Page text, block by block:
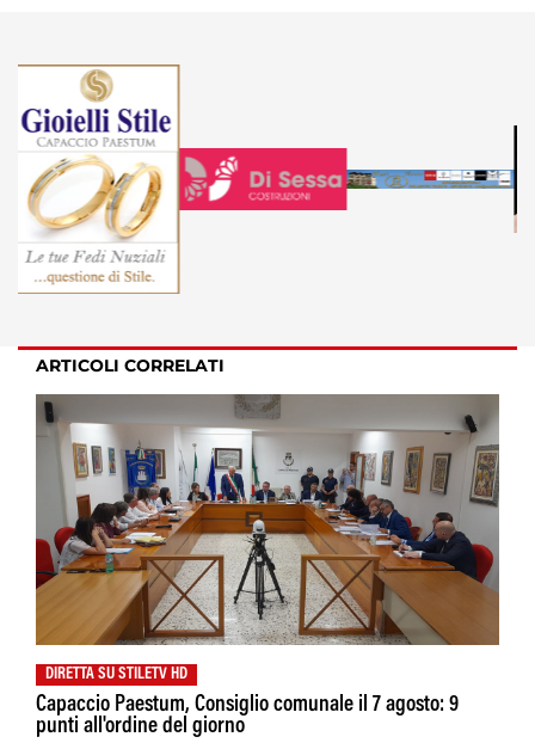
ARTICOLI CORRELATI
DIRETTA SU STILETV HD
Capaccio Paestum, Consiglio comunale il 7 agosto: 9
punti all'ordine del giorno